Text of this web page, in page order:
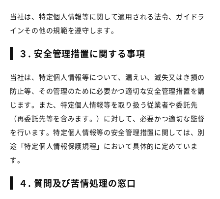
当社は、特定個人情報等に関して適用される法令、ガイドラ
インその他の規範を遵守します。
３. 安全管理措置に関する事項
当社は、特定個人情報等について、漏えい、滅失又はき損の
防止等、その管理のために必要かつ適切な安全管理措置を講
じます。また、特定個人情報等を取り扱う従業者や委託先
（再委託先等を含みます。）に対して、必要かつ適切な監督
を行います。特定個人情報等の安全管理措置に関しては、別
途「特定個人情報保護規程」において具体的に定めていま
す。
４. 質問及び苦情処理の窓口